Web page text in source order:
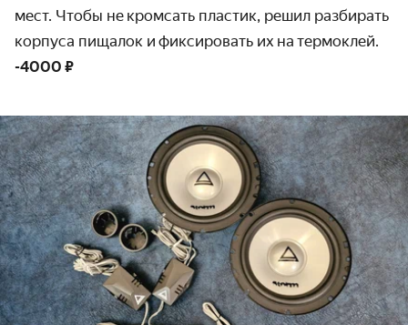
мест. Чтобы не кромсать пластик, решил разбирать
корпуса пищалок и фиксировать их на термоклей.
-4000 ₽